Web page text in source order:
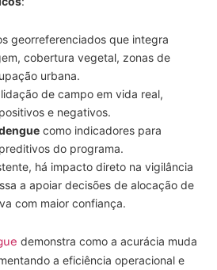
georreferenciados que integra
cobertura vegetal, zonas de
urbana.
de campo em vida real,
e negativos.
como indicadores para
do programa.
há impacto direto na vigilância
a apoiar decisões de alocação de
com maior confiança.
demonstra como a acurácia muda
a eficiência operacional e